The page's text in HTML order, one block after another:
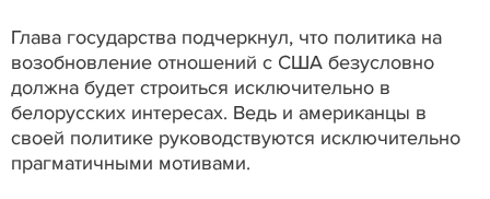
Глава государства подчеркнул, что политика на
возобновление отношений с США безусловно
должна будет строиться исключительно в
белорусских интересах. Ведь и американцы в
своей политике руководствуются исключительно
прагматичными мотивами.